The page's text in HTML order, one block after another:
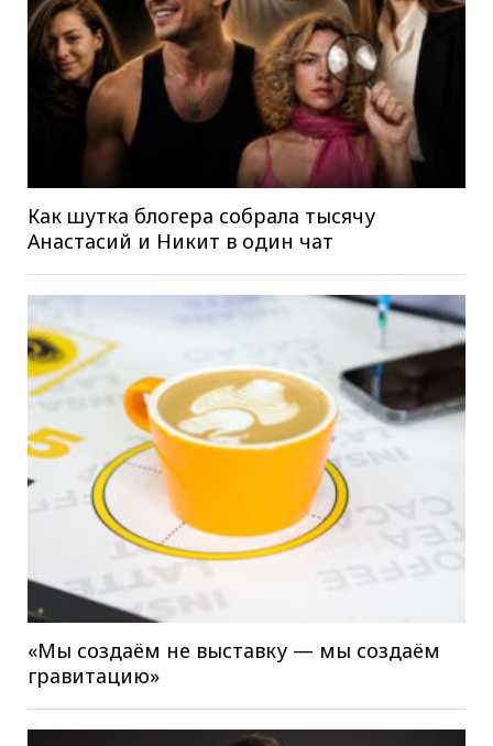
Как шутка блогера собрала тысячу
Анастасий и Никит в один чат
«Мы создаём не выставку — мы создаём
гравитацию»